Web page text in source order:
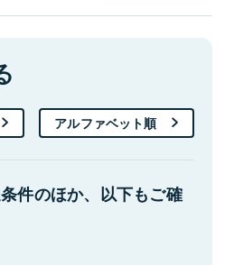
アルファベット順
件のほか、以下もご確